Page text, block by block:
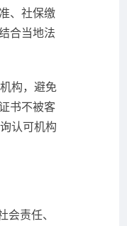
、社保缴
合当地法
构，避免
书不被客
认可机构
会责任、